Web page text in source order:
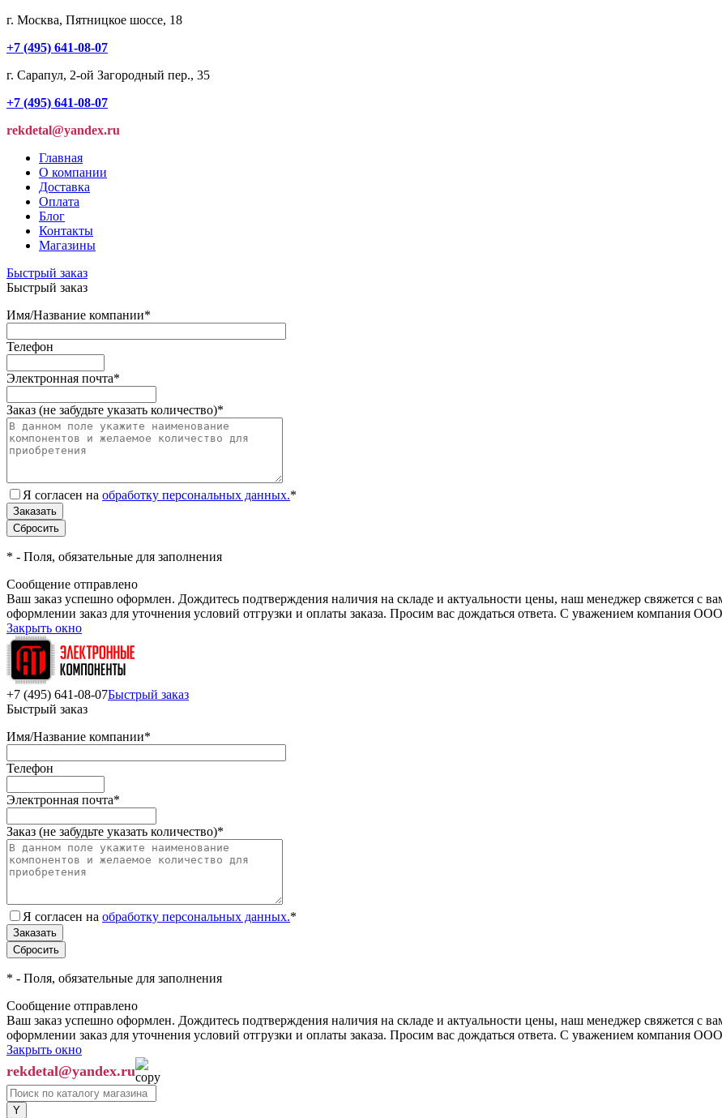
г. Москва, Пятницкое шоссе, 18
+7 (495) 641-08-07
г. Сарапул, 2-ой Загородный пер., 35
+7 (495) 641-08-07
rekdetal@yandex.ru
Главная
О компании
Доставка
Оплата
Блог
Контакты
Магазины
Быстрый заказ
Быстрый заказ
Имя/Название компании*
Телефон
Электронная почта*
Заказ (не забудьте указать количество)*
Я согласен на обработку персональных данных.*
* - Поля, обязательные для заполнения
Сообщение отправлено
Ваш заказ успешно оформлен. Дождитесь подтверждения наличия на складе и актуальности цены, наш менеджер свяжется с
оформлении заказ для уточнения условий отгрузки и оплаты заказа. Просим вас дождаться ответа. С уважением компания
Закрыть окно
+7 (495) 641-08-07Быстрый заказ
Быстрый заказ
Имя/Название компании*
Телефон
Электронная почта*
Заказ (не забудьте указать количество)*
Я согласен на обработку персональных данных.*
* - Поля, обязательные для заполнения
Сообщение отправлено
Ваш заказ успешно оформлен. Дождитесь подтверждения наличия на складе и актуальности цены, наш менеджер свяжется с
оформлении заказ для уточнения условий отгрузки и оплаты заказа. Просим вас дождаться ответа. С уважением компания
Закрыть окно
rekdetal@yandex.ru